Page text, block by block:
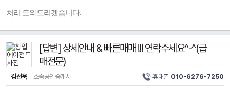
처리 도와드리겠습니다.
[답변] 상세안내 & 빠른매매 !!! 연락주세요^-^(급
매전문)
김선욱 소속공인중개사 휴대폰 010-6276-7250